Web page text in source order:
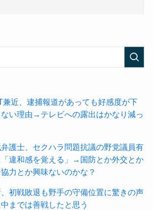
兼近、逮捕報道があっても好感度が下
ない理由→テレビへの露出はかなり減っ
弁護士、セクハラ問題抗議の野党議員有
違和感を覚える」→国防とか外交とか
力とか興味ないのかな？
初戦敗退も野手の守備位置に驚きの声
までは善戦したと思う